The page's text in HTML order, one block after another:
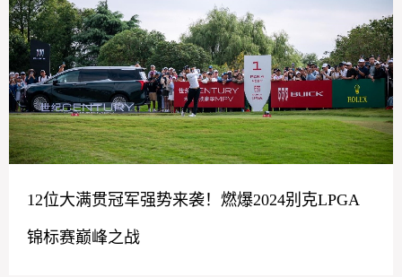
12位大满贯冠军强势来袭！燃爆2024别克LPGA
锦标赛巅峰之战